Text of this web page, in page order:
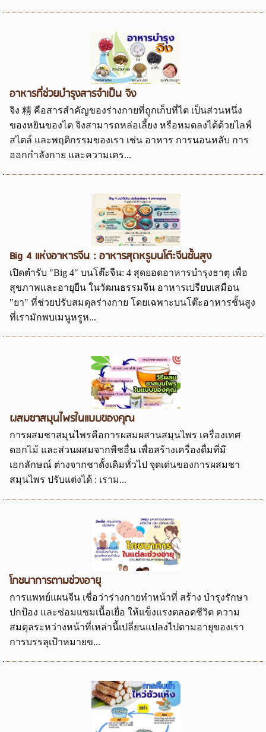
อาหารที่ช่วยบำรุงสารจำเป็น จิง
จิง 精 คือสารสำคัญของร่างกายที่ถูกเก็บที่ไต เป็นส่วนหนึ่ง
ของหยินของไต จิงสามารถหล่อเลี้ยง หรือหมดลงได้ด้วยไลฟ์
สไตล์ และพฤติกรรมของเรา เช่น อาหาร การนอนหลับ การ
ออกกำลังกาย และความเคร...
Big 4 แห่งอาหารจีน : อาหารสุดหรูบนโต๊ะจีนชั้นสูง
เปิดตำรับ "Big 4" บนโต๊ะจีน: 4 สุดยอดอาหารบำรุงธาตุ เพื่อ
สุขภาพและอายุยืน ในวัฒนธรรมจีน อาหารเปรียบเสมือน
"ยา" ที่ช่วยปรับสมดุลร่างกาย โดยเฉพาะบนโต๊ะอาหารชั้นสูง
ที่เรามักพบเมนูหรูห...
ผสมชาสมุนไพรในแบบของคุณ
การผสมชาสมุนไพรคือการผสมผสานสมุนไพร เครื่องเทศ
ดอกไม้ และส่วนผสมจากพืชอื่น เพื่อสร้างเครื่องดื่มที่มี
เอกลักษณ์ ต่างจากชาดั้งเดิมทั่วไป จุดเด่นของการผสมชา
สมุนไพร ปรับแต่งได้ : เราม...
โภชนาการตามช่วงอายุ
การแพทย์แผนจีน เชื่อว่าร่างกายทำหน้าที่ สร้าง บำรุงรักษา
ปกป้อง และซ่อมแซมเนื้อเยื่อ ให้แข็งแรงตลอดชีวิต ความ
สมดุลระหว่างหน้าที่เหล่านี้เปลี่ยนแปลงไปตามอายุของเรา
การบรรลุเป้าหมายข...